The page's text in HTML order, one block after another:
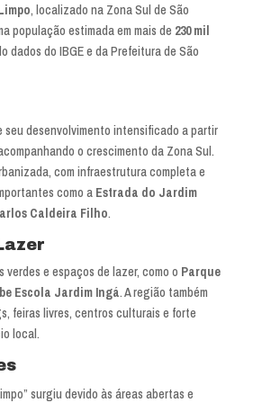
, localizado na Zona Sul de São
população estimada em mais de 230 mil
dados do IBGE e da Prefeitura de São
seu desenvolvimento intensificado a partir
o crescimento da Zona Sul.
com infraestrutura completa e
como a Estrada do Jardim
Caldeira Filho.
verdes e espaços de lazer, como o Parque
Escola Jardim Ingá. A região também
feiras livres, centros culturais e forte
local.
surgiu devido às áreas abertas e